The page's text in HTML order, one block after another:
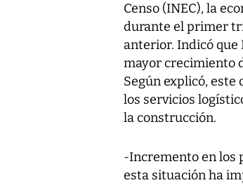
Censo (INEC), la
durante el primer
anterior. Indicó que
mayor crecimiento
Según explicó,
los servicios
la construcción.
-Incremento en los
esta situación ha